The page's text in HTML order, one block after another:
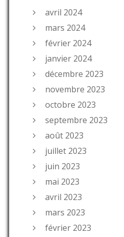
avril 2024
mars 2024
février 2024
janvier 2024
décembre 2023
novembre 2023
octobre 2023
septembre 2023
août 2023
juillet 2023
juin 2023
mai 2023
avril 2023
mars 2023
février 2023